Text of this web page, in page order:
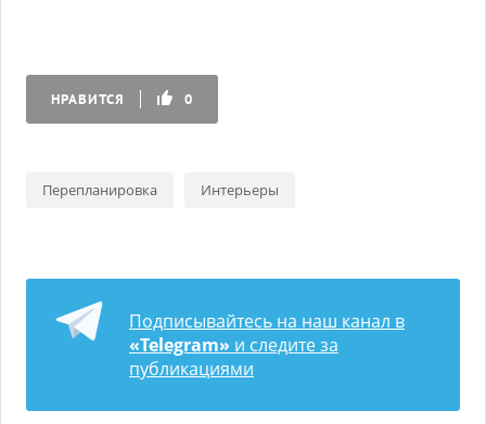
НРАВИТСЯ 0
Перепланировка Интерьеры
Подписывайтесь на наш канал в
«Telegram» и следите за
публикациями